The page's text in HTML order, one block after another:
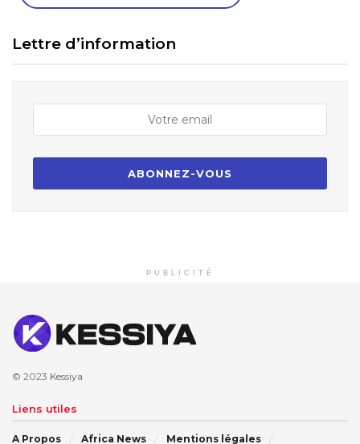
Lettre d’information
PUBLICITÉ
© 2023 Kessiya
Liens utiles
A Propos Africa News Mentions légales